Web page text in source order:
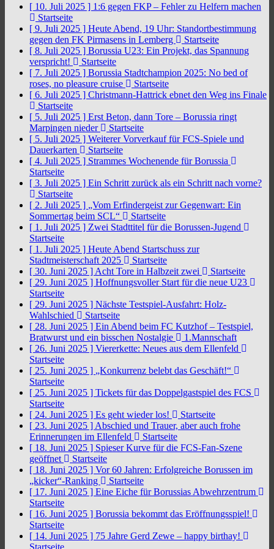
[ 10. Juli 2025 ] 1:6 gegen FKP – Fehler zu Helfern machen
Startseite
[ 9. Juli 2025 ] Heute Abend, 19 Uhr: Standortbestimmung
gegen den FK Pirmasens in Lemberg
Startseite
[ 8. Juli 2025 ] Borussia U23: Ein Projekt, das Spannung
verspricht!
Startseite
[ 7. Juli 2025 ] Borussia Stadtchampion 2025: No bed of
roses, no pleasure cruise
Startseite
[ 6. Juli 2025 ] Christmann-Hattrick ebnet den Weg ins Finale
Startseite
[ 5. Juli 2025 ] Erst Beton, dann Tore – Borussia ringt
Marpingen nieder
Startseite
[ 5. Juli 2025 ] Weiterer Vorverkauf für FCS-Spiele und
Dauerkarten
Startseite
[ 4. Juli 2025 ] Strammes Wochenende für Borussia
Startseite
[ 3. Juli 2025 ] Ein Schritt zurück als ein Schritt nach vorne?
Startseite
[ 2. Juli 2025 ] „Vom Erfindergeist zur Gegenwart: Ein
Sommertag beim SCL“
Startseite
[ 1. Juli 2025 ] Zwei Stadttitel für die Borussen-Jugend
Startseite
[ 1. Juli 2025 ] Heute Abend Startschuss zur
Stadtmeisterschaft 2025
Startseite
[ 30. Juni 2025 ] Acht Tore in Halbzeit zwei
Startseite
[ 29. Juni 2025 ] Hoffnungsvoller Start für die neue U23
Startseite
[ 29. Juni 2025 ] Nächste Testspiel-Ausfahrt: Holz-
Wahlschied
Startseite
[ 28. Juni 2025 ] Ein Abend beim FC Kutzhof – Testspiel,
Bratwurst und ein bisschen Nostalgie
1.Mannschaft
[ 26. Juni 2025 ] Viererkette: Neues aus dem Ellenfeld
Startseite
[ 25. Juni 2025 ] „Konkurrenz belebt das Geschäft!“
Startseite
[ 25. Juni 2025 ] Tickets für das Doppelgastspiel des FCS
Startseite
[ 24. Juni 2025 ] Es geht wieder los!
Startseite
[ 23. Juni 2025 ] Abschied und Trauer, aber auch frohe
Erinnerungen im Ellenfeld
Startseite
[ 18. Juni 2025 ] Spieser Kurve für die FCS-Fan-Szene
geöffnet
Startseite
[ 18. Juni 2025 ] Vor 60 Jahren: Erfolgreiche Borussen im
„kicker“-Ranking
Startseite
[ 17. Juni 2025 ] Eine Eiche für Borussias Abwehrzentrum
Startseite
[ 16. Juni 2025 ] Borussia bekommt das Eröffnungsspiel!
Startseite
[ 14. Juni 2025 ] 75 Jahre Gerd Zewe – happy birthay!
Startseite